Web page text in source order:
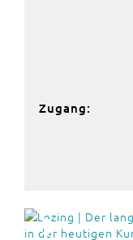
Zugang: